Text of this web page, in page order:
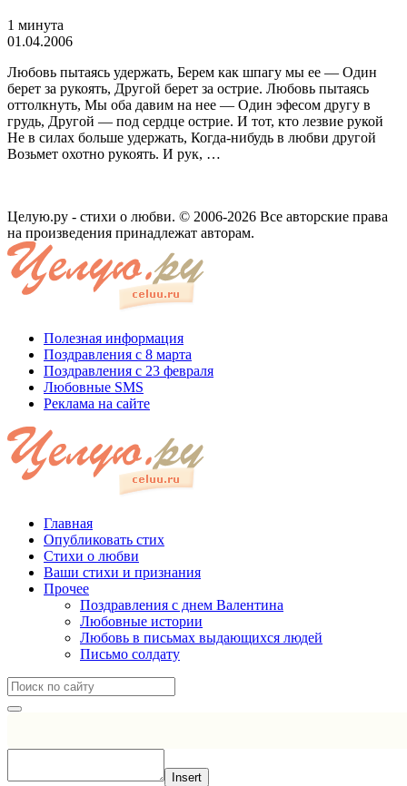
1 минута
01.04.2006
Любовь пытаясь удержать, Берем как шпагу мы ее — Один
берет за рукоять, Другой берет за острие. Любовь пытаясь
оттолкнуть, Мы оба давим на нее — Один эфесом другу в
грудь, Другой — под сердце острие. И тот, кто лезвие рукой
Не в силах больше удержать, Когда-нибудь в любви другой
Возьмет охотно рукоять. И рук, …
Целую.ру - стихи о любви. © 2006-2026 Все авторские права
на произведения принадлежат авторам.
Полезная информация
Поздравления с 8 марта
Поздравления с 23 февраля
Любовные SMS
Реклама на сайте
Главная
Опубликовать стих
Стихи о любви
Ваши стихи и признания
Прочее
Поздравления с днем Валентина
Любовные истории
Любовь в письмах выдающихся людей
Письмо солдату
Insert